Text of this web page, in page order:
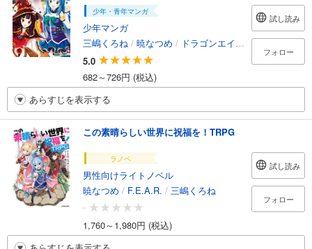
少年・青年マンガ
少年マンガ
三嶋くろね / 暁なつめ / ドラゴンエイジ編集部
5.0
682～726円 (税込)
試し読み
フォロー
あらすじを表示する
この素晴らしい世界に祝福を！TRPG
ラノベ
男性向けライトノベル
暁なつめ / F.E.A.R. / 三嶋くろね
-
1,760～1,980円 (税込)
試し読み
フォロー